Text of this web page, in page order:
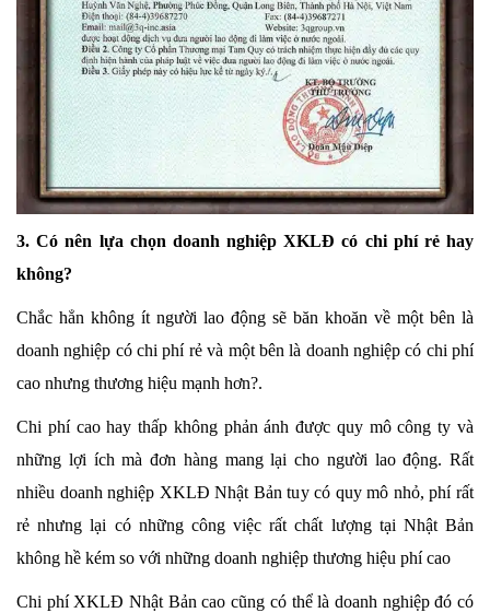
3. Có nên lựa chọn doanh nghiệp XKLĐ có chi phí rẻ hay
không?
Chắc hẳn không ít người lao động sẽ băn khoăn về một bên là
doanh nghiệp có chi phí rẻ và một bên là doanh nghiệp có chi phí
cao nhưng thương hiệu mạnh hơn?.
Chi phí cao hay thấp không phản ánh được quy mô công ty và
những lợi ích mà đơn hàng mang lại cho người lao động. Rất
nhiều doanh nghiệp XKLĐ Nhật Bản tuy có quy mô nhỏ, phí rất
rẻ nhưng lại có những công việc rất chất lượng tại Nhật Bản
không hề kém so với những doanh nghiệp thương hiệu phí cao
Chi phí XKLĐ Nhật Bản cao cũng có thể là doanh nghiệp đó có